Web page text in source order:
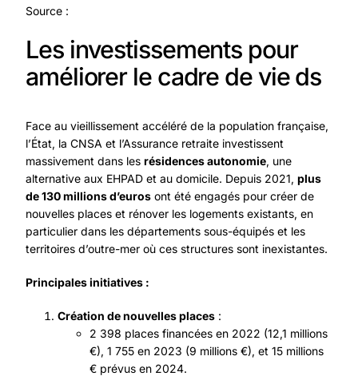
Source :
Les investissements pour
améliorer le cadre de vie ds
Face au vieillissement accéléré de la population française,
l’État, la CNSA et l’Assurance retraite investissent
massivement dans les résidences autonomie, une
alternative aux EHPAD et au domicile. Depuis 2021, plus
de 130 millions d’eurosont été engagés pour créer de
nouvelles places et rénover les logements existants, en
particulier dans les départements sous-équipés et les
territoires d’outre-mer où ces structures sont inexistantes.
Principales initiatives :
Création de nouvelles places:
2 398 places financées en 2022 (12,1 millions
€), 1 755 en 2023 (9 millions €), et 15 millions
€ prévus en 2024.